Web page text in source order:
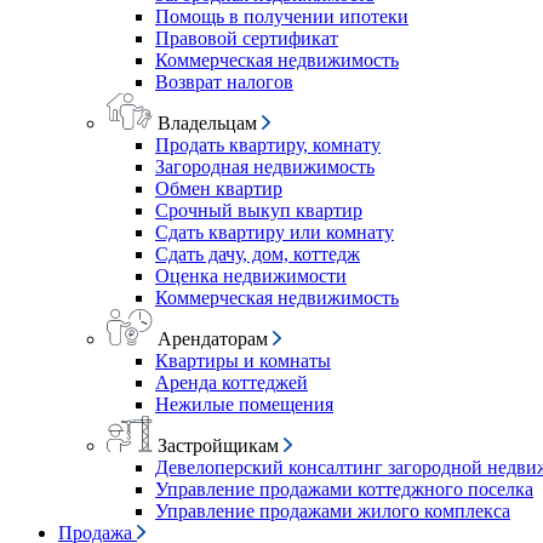
Помощь в получении ипотеки
Правовой сертификат
Коммерческая недвижимость
Возврат налогов
Владельцам
Продать квартиру, комнату
Загородная недвижимость
Обмен квартир
Срочный выкуп квартир
Сдать квартиру или комнату
Сдать дачу, дом, коттедж
Оценка недвижимости
Коммерческая недвижимость
Арендаторам
Квартиры и комнаты
Аренда коттеджей
Нежилые помещения
Застройщикам
Девелоперский консалтинг загородной
Управление продажами коттеджного поселка
Управление продажами жилого комплекса
Продажа